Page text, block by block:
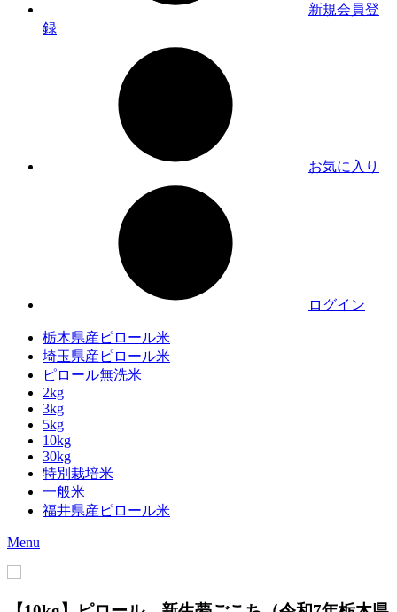
新規会員登
録
お気に入り
ログイン
栃木県産ピロール米
埼玉県産ピロール米
ピロール無洗米
2kg
3kg
5kg
10kg
30kg
特別栽培米
一般米
福井県産ピロール米
Menu